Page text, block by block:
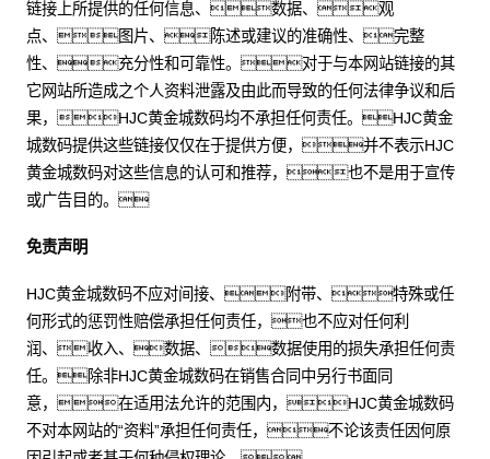
链接上所提供的任何信息、数据、观
点、图片、陈述或建议的准确性、完整
性、充分性和可靠性。对于与本网站链接的其
它网站所造成之个人资料泄露及由此而导致的任何法律争议和后
果，HJC黄金城数码均不承担任何责任。HJC黄金
城数码提供这些链接仅仅在于提供方便，并不表示HJC
黄金城数码对这些信息的认可和推荐，也不是用于宣传
或广告目的。
免责声明
HJC黄金城数码不应对间接、附带、特殊或任
何形式的惩罚性赔偿承担任何责任，也不应对任何利
润、收入、数据、数据使用的损失承担任何责
任。除非HJC黄金城数码在销售合同中另行书面同
意，在适用法允许的范围内，HJC黄金城数码
不对本网站的“资料”承担任何责任，不论该责任因何原